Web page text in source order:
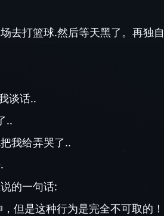
去打篮球.然后等天黑了。再独
谈话..
..
我给弄哭了..
的一句话:
但是这种行为是完全不可取的！